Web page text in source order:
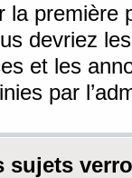
la première
devriez
et les
par
sujets